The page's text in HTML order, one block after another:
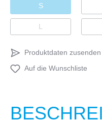
S
L
Produktdaten zusenden
Auf die Wunschliste